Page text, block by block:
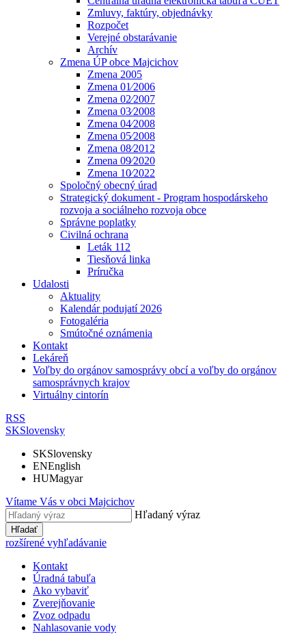
Zmluvy, faktúry, objednávky
Rozpočet
Verejné obstarávanie
Archív
Zmena ÚP obce Majcichov
Zmena 2005
Zmena 01⁄2006
Zmena 02⁄2007
Zmena 03⁄2008
Zmena 04⁄2008
Zmena 05⁄2008
Zmena 08⁄2012
Zmena 09⁄2020
Zmena 10⁄2022
Spoločný obecný úrad
Strategický dokument - Program hospodárskeho
rozvoja a sociálneho rozvoja obce
Správne poplatky
Civilná ochrana
Leták 112
Tiesňová linka
Príručka
Udalosti
Aktuality
Kalendár podujatí 2026
Fotogaléria
Smútočné oznámenia
Kontakt
Lekáreň
Voľby do orgánov samosprávy obcí a voľby do orgánov
samosprávnych krajov
Virtuálny cintorín
RSS
SKSlovensky
SKSlovensky
ENEnglish
HUMagyar
Vítame Vás v obci Majcichov
Hľadaný výraz
Hľadať
rozšírené vyhľadávanie
Kontakt
Úradná tabuľa
Ako vybaviť
Zverejňovanie
Zvoz odpadu
Nahlasovanie vody